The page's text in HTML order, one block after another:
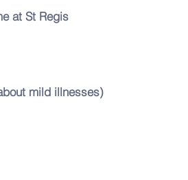
at St Regis
mild illnesses)